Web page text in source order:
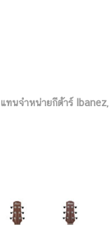
ทนจำหน่ายกีต้าร์ Ibanez,